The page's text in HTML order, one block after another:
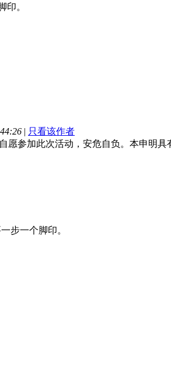
印。
| 只看该作者
愿参加此次活动，安危自负。本申明具
步一个脚印。